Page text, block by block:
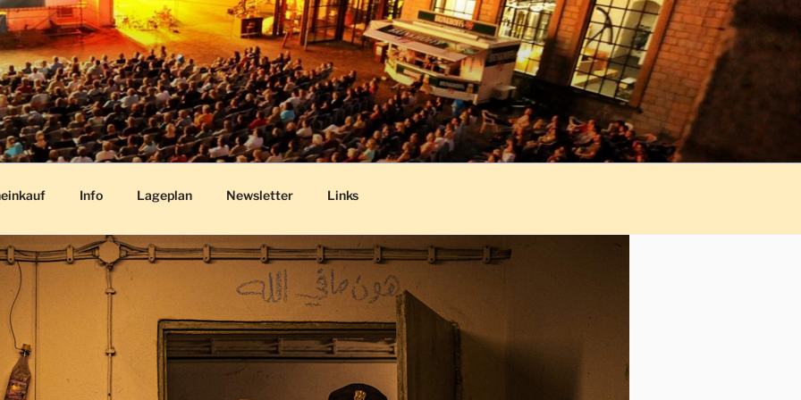
Park
Info Lageplan Newsletter Links